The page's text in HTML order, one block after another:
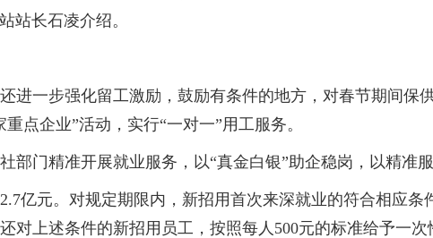
站长石凌介绍。
一步强化留工激励，鼓励有条件的地方，对春节期间保
点企业”活动，实行“一对一”用工服务。
门精准开展就业服务，以“真金白银”助企稳岗，以精准服
元。对规定期限内，新招用首次来深就业的符合相应条
上述条件的新招用员工，按照每人500元的标准给予一次